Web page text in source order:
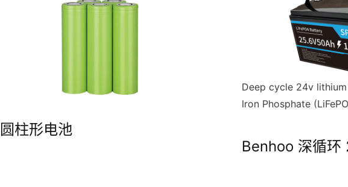
圆柱形电池
Deep cycle 24v
Iron Phosphate
Benhoo 深循环